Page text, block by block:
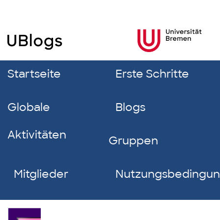
Startseite Erste Schritte
Globale
Aktivitäten
Blogs
Gruppen
Mitglieder